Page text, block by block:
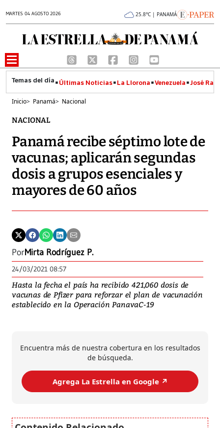
MARTES 04 AGOSTO 2026 25.8°C | PANAMÁ
Últimas Noticias La Llorona Venezuela José
Inicio> Panamá> Nacional
NACIONAL
Panamá recibe séptimo lote de
vacunas; aplicarán segundas
dosis a grupos esenciales y
mayores de 60 años
PorMirta Rodríguez P.
24/03/2021 08:57
Hasta la fecha el país ha recibido 421,060 dosis de
vacunas de Pfizer para reforzar el plan de vacunación
establecido en la Operación PanavaC-19
Encuentra más de nuestra cobertura en los resultados
de búsqueda.
Agrega La Estrella en Google ↗️